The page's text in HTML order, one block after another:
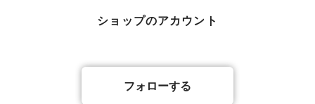
ショップのアカウント
フォローする